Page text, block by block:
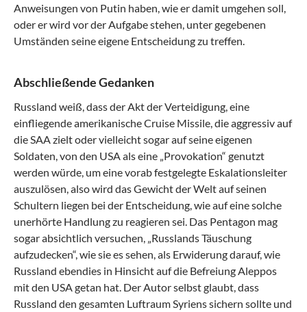
Anweisungen von Putin haben, wie er damit umgehen soll,
oder er wird vor der Aufgabe stehen, unter gegebenen
Umständen seine eigene Entscheidung zu treffen.
Abschließende Gedanken
Russland weiß, dass der Akt der Verteidigung, eine
einfliegende amerikanische Cruise Missile, die aggressiv auf
die SAA zielt oder vielleicht sogar auf seine eigenen
Soldaten, von den USA als eine „Provokation“ genutzt
werden würde, um eine vorab festgelegte Eskalationsleiter
auszulösen, also wird das Gewicht der Welt auf seinen
Schultern liegen bei der Entscheidung, wie auf eine solche
unerhörte Handlung zu reagieren sei. Das Pentagon mag
sogar absichtlich versuchen, „Russlands Täuschung
aufzudecken“, wie sie es sehen, als Erwiderung darauf, wie
Russland ebendies in Hinsicht auf die Befreiung Aleppos
mit den USA getan hat. Der Autor selbst glaubt, dass
Russland den gesamten Luftraum Syriens sichern sollte und